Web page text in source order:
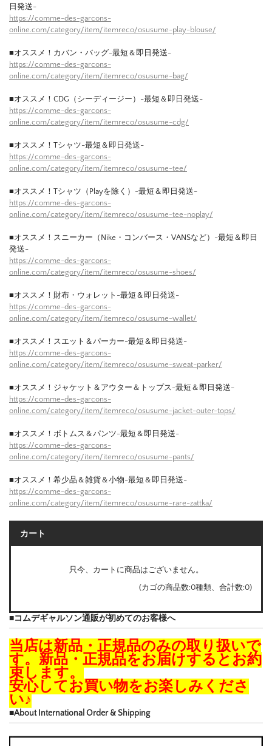
日発送-
https://comme-des-garcons-
online.com/category/item/itemreco/osusume-play-blouse/
■オススメ！カバン・バッグ-最短＆即日発送-
https://comme-des-garcons-
online.com/category/item/itemreco/osusume-bag/
■オススメ！CDG（シーディージー）-最短＆即日発送-
https://comme-des-garcons-
online.com/category/item/itemreco/osusume-cdg/
■オススメ！Tシャツ-最短＆即日発送-
https://comme-des-garcons-
online.com/category/item/itemreco/osusume-tee/
■オススメ！Tシャツ（Playを除く）-最短＆即日発送-
https://comme-des-garcons-
online.com/category/item/itemreco/osusume-tee-noplay/
■オススメ！スニーカー（Nike・コンバース・VANSなど）-最短＆即日
発送-
https://comme-des-garcons-
online.com/category/item/itemreco/osusume-shoes/
■オススメ！財布・ウォレット-最短＆即日発送-
https://comme-des-garcons-
online.com/category/item/itemreco/osusume-wallet/
■オススメ！スエット＆パーカー-最短＆即日発送-
https://comme-des-garcons-
online.com/category/item/itemreco/osusume-sweat-parker/
■オススメ！ジャケット＆アウター＆トップス-最短＆即日発送-
https://comme-des-garcons-
online.com/category/item/itemreco/osusume-jacket-outer-tops/
■オススメ！ボトムス＆パンツ-最短＆即日発送-
https://comme-des-garcons-
online.com/category/item/itemreco/osusume-pants/
■オススメ！希少品＆雑貨＆小物-最短＆即日発送-
https://comme-des-garcons-
online.com/category/item/itemreco/osusume-rare-zattka/
カート
只今、カートに商品はございません。
(カゴの商品数:0種類、合計数:0)
■コムデギャルソン通販が初めてのお客様へ
当店は新品・正規品のみの取り扱いで
す。新品・正規品をお届けするとお約
束します。
安心してお買い物をお楽しみくださ
い♪
■About International Order & Shipping